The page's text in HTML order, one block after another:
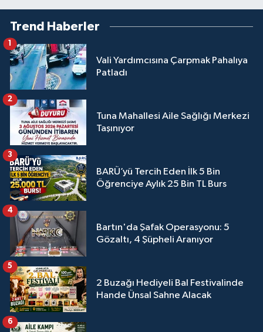
Trend Haberler
Vali Yardımcısına Çarpmak Pahalıya
Patladı
1
Tuna Mahallesi Aile Sağlığı Merkezi
Taşınıyor
2
BARÜ’yü Tercih Eden İlk 5 Bin
Öğrenciye Aylık 25 Bin TL Burs
3
Bartın'da Şafak Operasyonu: 5
Gözaltı, 4 Şüpheli Aranıyor
4
2 Buzağı Hediyeli Bal Festivalinde
Hande Ünsal Sahne Alacak
5
6